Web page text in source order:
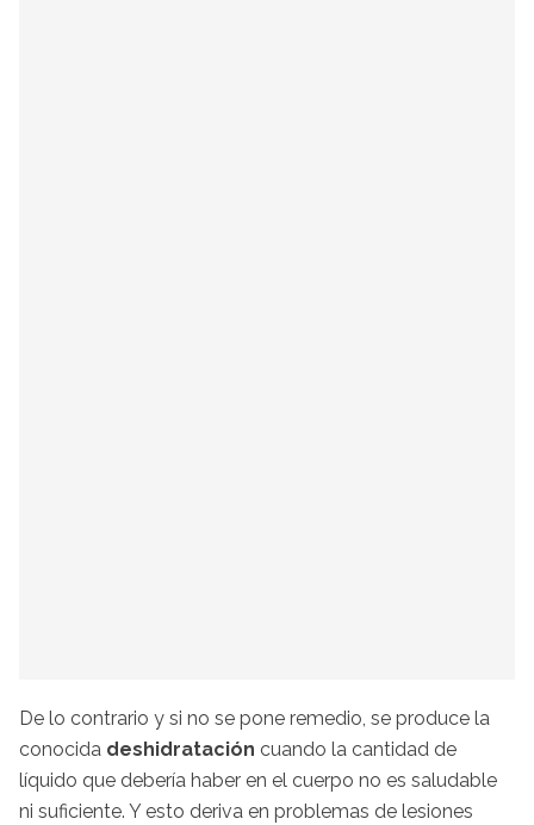
De lo contrario y si no se pone remedio, se produce la
conocida deshidratación cuando la cantidad de
líquido que debería haber en el cuerpo no es saludable
ni suficiente. Y esto deriva en problemas de lesiones